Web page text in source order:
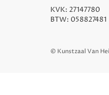
KVK: 27147780
BTW: 058827481
© Kunstzaal Van